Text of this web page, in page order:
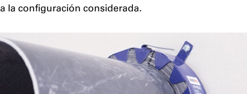
la configuración considerada.